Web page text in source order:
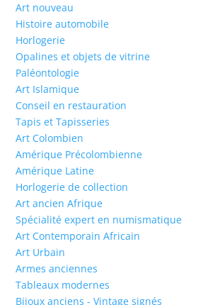
Art nouveau
Histoire automobile
Horlogerie
Opalines et objets de vitrine
Paléontologie
Art Islamique
Conseil en restauration
Tapis et Tapisseries
Art Colombien
Amérique Précolombienne
Amérique Latine
Horlogerie de collection
Art ancien Afrique
Spécialité expert en numismatique
Art Contemporain Africain
Art Urbain
Armes anciennes
Tableaux modernes
Bijoux anciens - Vintage signés